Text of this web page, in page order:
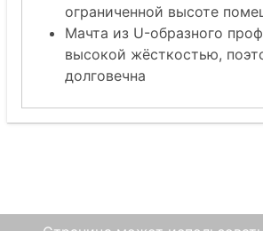
ограниченной высоте
Мачта из U-образного
высокой жёсткостью,
долговечна